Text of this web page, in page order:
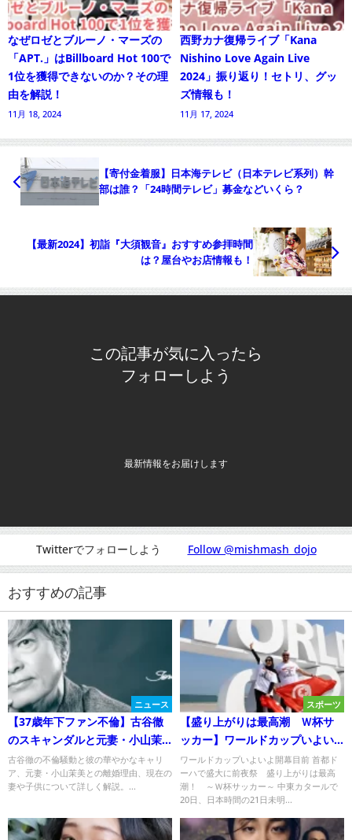
なぜロゼとブルーノ・マーズの
「APT.」はBillboard Hot 100で
1位を獲得できないのか？その理
由を解説！
11月 18, 2024
西野カナ復帰ライブ「Kana
Nishino Love Again Live
2024」振り返り！セトリ、グッ
ズ情報も！
11月 17, 2024
【寄付金着服】日本海テレビ（日本テレビ系列）幹
部は誰？「24時間テレビ」募金などいくら？
【最新2024】初詣『大須観音』おすすめ参拝時間
は？屋台やお店情報も！
この記事が気に入ったら
フォローしよう
最新情報をお届けします
Twitterでフォローしよう Follow @mishmash_dojo
おすすめの記事
ニュース
【37歳年下ファン不倫】古谷徹
のスキャンダルと元妻・小山茉
美との離婚理由、子供も調査！
古谷徹の不倫騒動と彼の華やかなキャリ
ア、元妻・小山茉美との離婚理由、現在の
妻や子供について詳しく解説。...
スポーツ
【盛り上がりは最高潮 Ｗ杯サ
ッカー】ワールドカップいよい
よ開幕目前 首都ドーハで盛大に
前夜祭！
ワールドカップいよいよ開幕目前 首都ド
ーハで盛大に前夜祭 盛り上がりは最高
潮！ ～Ｗ杯サッカー～ 中東カタールで
20日、日本時間の21日未明...